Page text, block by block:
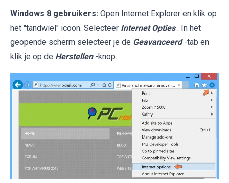
Windows 8 gebruikers: Open Internet Explorer en klik op
het "tandwiel" icoon. Selecteer Internet Opties . In het
geopende scherm selecteer je de Geavanceerd -tab en
klik je op de Herstellen -knop.